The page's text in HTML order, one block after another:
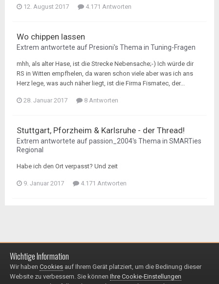
12. August 2017 4.171 Antworten
Wo chippen lassen
Extrem antwortete auf Presioni's Thema in Tuning-Fragen
mhh, als alter Hase, ist die Strecke Nebensache;-) Ich würde dir
RS in Witten empfhelen, da waren schon viele aber was ich ans
Herz lege, was auch näher liegt, ist die Firma Fismatec, der...
28. Januar 2017 8 Antworten
Stuttgart, Pforzheim & Karlsruhe - der Thread!
Extrem antwortete aufpassion_2004's Thema in SMARTies
Regional
Habe ich den Ort verpasst? Und zeit
9. Januar 2017 4.171 Antworten
Impressum / Datenschutzerklärung
© 1999 - 2025
Powered by Invision Community
Wichtige Information
Wir haben Cookies auf Ihrem Gerät platziert, um die Bedinung dieser
Website zu verbessern. Sie können Ihre Cookie-Einstellungen